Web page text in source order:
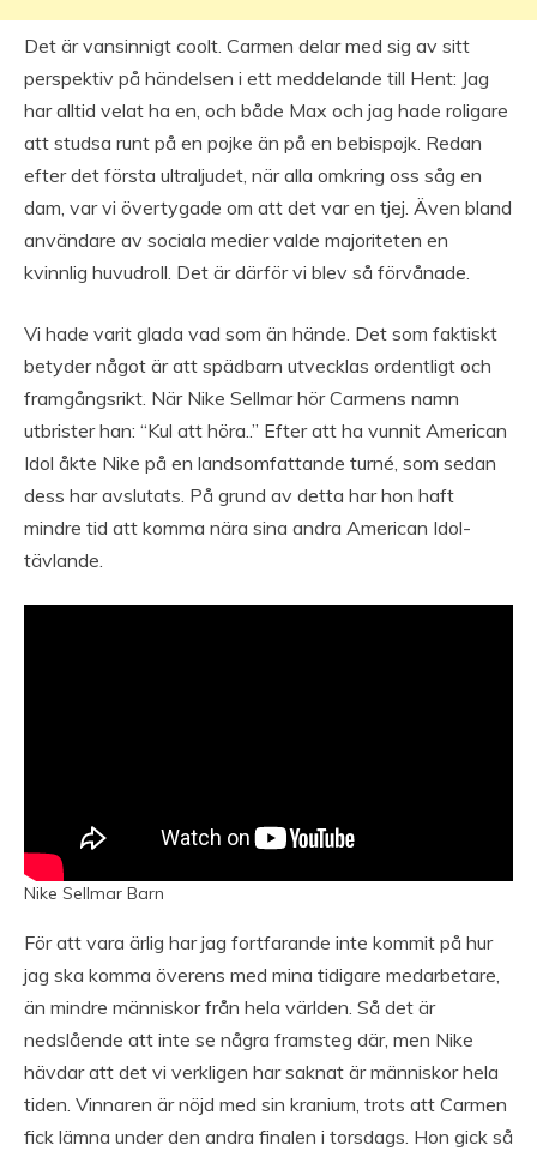
Det är vansinnigt coolt. Carmen delar med sig av sitt
perspektiv på händelsen i ett meddelande till Hent: Jag
har alltid velat ha en, och både Max och jag hade roligare
att studsa runt på en pojke än på en bebispojk. Redan
efter det första ultraljudet, när alla omkring oss såg en
dam, var vi övertygade om att det var en tjej. Även bland
användare av sociala medier valde majoriteten en
kvinnlig huvudroll. Det är därför vi blev så förvånade.
Vi hade varit glada vad som än hände. Det som faktiskt
betyder något är att spädbarn utvecklas ordentligt och
framgångsrikt. När Nike Sellmar hör Carmens namn
utbrister han: “Kul att höra..” Efter att ha vunnit American
Idol åkte Nike på en landsomfattande turné, som sedan
dess har avslutats. På grund av detta har hon haft
mindre tid att komma nära sina andra American Idol-
tävlande.
Nike Sellmar Barn
För att vara ärlig har jag fortfarande inte kommit på hur
jag ska komma överens med mina tidigare medarbetare,
än mindre människor från hela världen. Så det är
nedslående att inte se några framsteg där, men Nike
hävdar att det vi verkligen har saknat är människor hela
tiden. Vinnaren är nöjd med sin kranium, trots att Carmen
fick lämna under den andra finalen i torsdags. Hon gick så